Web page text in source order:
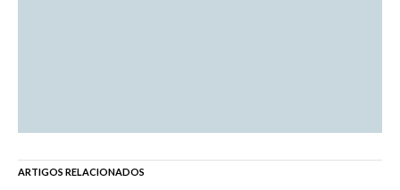
ARTIGOS RELACIONADOS